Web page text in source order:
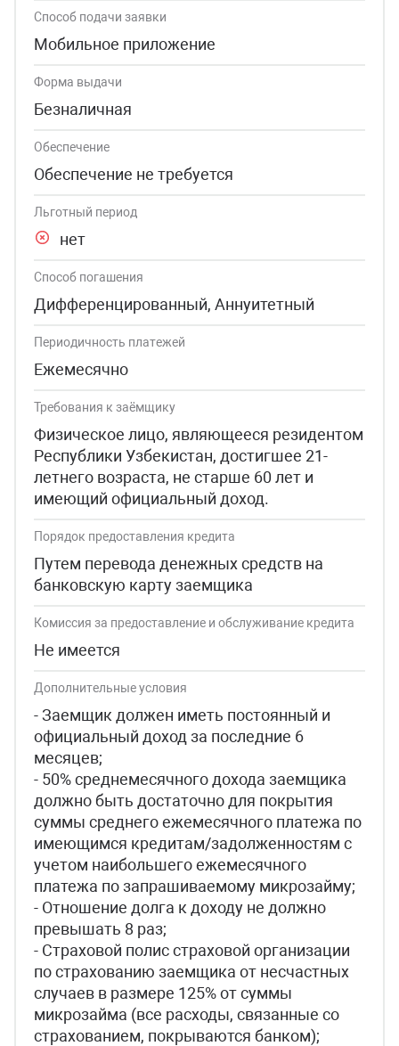
Способ подачи заявки
Мобильное приложение
Форма выдачи
Безналичная
Обеспечение
Обеспечение не требуется
Льготный период
нет
Способ погашения
Дифференцированный, Аннуитетный
Периодичность платежей
Ежемесячно
Требования к заёмщику
Физическое лицо, являющееся резидентом
Республики Узбекистан, достигшее 21-
летнего возраста, не старше 60 лет и
имеющий официальный доход.
Порядок предоставления кредита
Путем перевода денежных средств на
банковскую карту заемщика
Комиссия за предоставление и обслуживание кредита
Не имеется
Дополнительные условия
- Заемщик должен иметь постоянный и
официальный доход за последние 6
месяцев;
- 50% среднемесячного дохода заемщика
должно быть достаточно для покрытия
суммы среднего ежемесячного платежа по
имеющимся кредитам/задолженностям с
учетом наибольшего ежемесячного
платежа по запрашиваемому микрозайму;
- Отношение долга к доходу не должно
превышать 8 раз;
- Страховой полис страховой организации
по страхованию заемщика от несчастных
случаев в размере 125% от суммы
микрозайма (все расходы, связанные со
страхованием, покрываются банком);